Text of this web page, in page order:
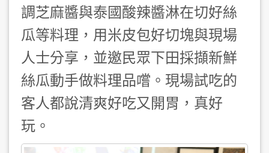
調芝麻醬與泰國酸辣醬淋在切好絲
瓜等料理，用米皮包好切塊與現場
人士分享，並邀民眾下田採擷新鮮
絲瓜動手做料理品嚐。現場試吃的
客人都說清爽好吃又開胃，真好
玩。